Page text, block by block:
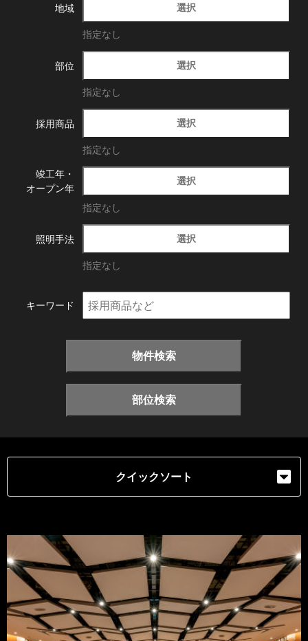
地域 選択
指定なし
部位 選択
指定なし
採用商品 選択
指定なし
竣工年・
オープン年
選択
指定なし
照明手法 選択
指定なし
キーワード
物件検索
部位検索
クイックソート